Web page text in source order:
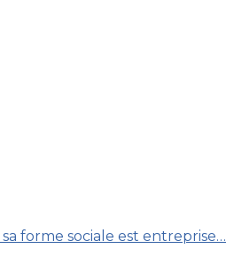
forme sociale est entreprise…